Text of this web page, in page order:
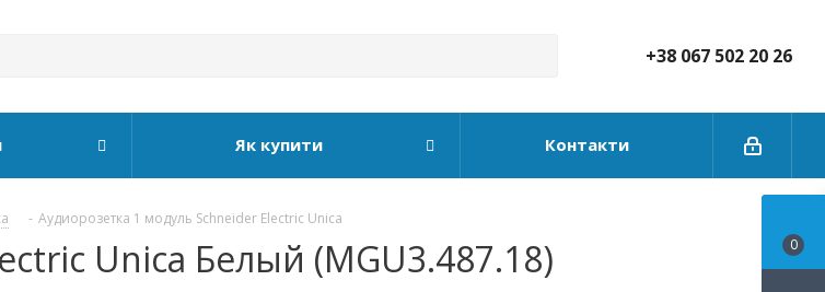
+38 067 502 20 26
Як купити Контакти
- Аудиорозетка 1 модуль Schneider Electric Unica
Unica Белый (MGU3.487.18) 0